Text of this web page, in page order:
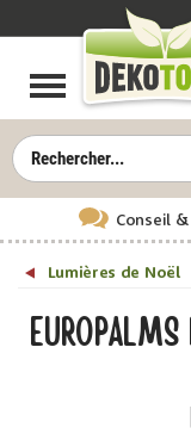
Conseil&
Lumières de Noël